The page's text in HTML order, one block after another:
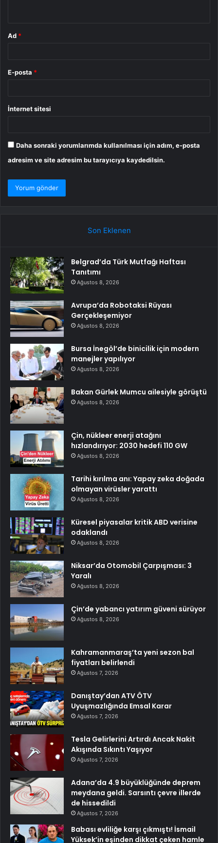
Ad *
E-posta *
İnternet sitesi
Daha sonraki yorumlarımda kullanılması için adım, e-posta
adresim ve site adresim bu tarayıcıya kaydedilsin.
Son Eklenen
Belgrad’da Türk Mutfağı Haftası
Tanıtımı
Ağustos 8, 2026
Avrupa’da Robotaksi Rüyası
Gerçekleşemiyor
Ağustos 8, 2026
Bursa İnegöl’de binicilik için modern
manejler yapılıyor
Ağustos 8, 2026
Bakan Gürlek Mumcu ailesiyle görüştü
Ağustos 8, 2026
Çin, nükleer enerji atağını
hızlandırıyor: 2030 hedefi 110 GW
Ağustos 8, 2026
Tarihi kırılma anı: Yapay zeka doğada
olmayan virüsler yarattı
Ağustos 8, 2026
Küresel piyasalar kritik ABD verisine
odaklandı
Ağustos 8, 2026
Niksar’da Otomobil Çarpışması: 3
Yaralı
Ağustos 8, 2026
Çin’de yabancı yatırım güveni sürüyor
Ağustos 8, 2026
Kahramanmaraş’ta yeni sezon bal
fiyatları belirlendi
Ağustos 7, 2026
Danıştay’dan ATV ÖTV
Uyuşmazlığında Emsal Karar
Ağustos 7, 2026
Tesla Gelirlerini Artırdı Ancak Nakit
Akışında Sıkıntı Yaşıyor
Ağustos 7, 2026
Adana’da 4.9 büyüklüğünde deprem
meydana geldi. Sarsıntı çevre illerde
de hissedildi
Ağustos 7, 2026
Babası evliliğe karşı çıkmıştı! İsmail
Yüksek’in eşinden dikkat çeken hamle